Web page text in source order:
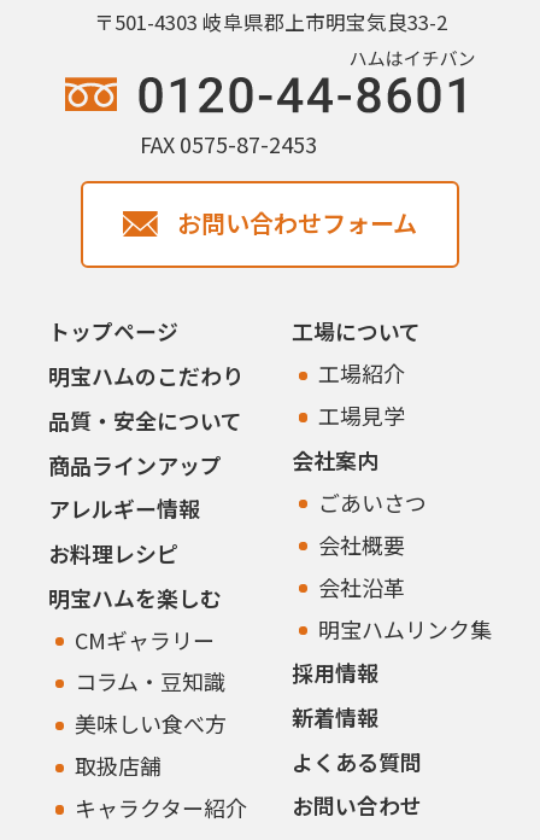
〒501-4303 岐阜県郡上市明宝気良33-2
FAX 0575-87-2453
お問い合わせフォーム
トップページ
明宝ハムのこだわり
品質・安全について
商品ラインアップ
アレルギー情報
お料理レシピ
明宝ハムを楽しむ
CMギャラリー
コラム・豆知識
美味しい食べ方
取扱店舗
キャラクター紹介
工場について
工場紹介
工場見学
会社案内
ごあいさつ
会社概要
会社沿革
明宝ハムリンク集
採用情報
新着情報
よくある質問
お問い合わせ